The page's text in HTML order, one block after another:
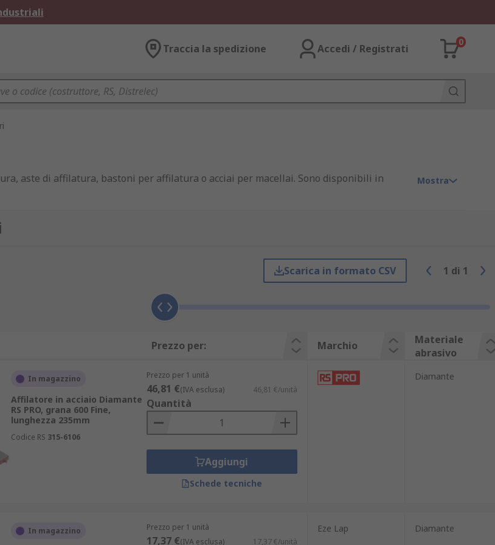
Traccia la spedizione Accedi / Registrati
0
aste di affilatura, bastoni per affilatura o acciai per macellai. Sono disponibili in
lama e i coltelli mantengono un bordo per un lungo periodo di tempo. Se un
si taglia in modo efficiente come ha fatto inizialmente. Utilizzando l'acciaio per
non affilato.
Mostra
Scarica in formato CSV 1 di 1
Prezzo per: Marchio
Materiale
abrasivo
In magazzino
Affilatore in acciaio Diamante
RS PRO, grana 600 Fine,
lunghezza 235mm
Codice RS 315-6106
Prezzo per 1 unità
46,81 €(IVA esclusa) 46,81 €/unità
Quantità
Aggiungi
Schede tecniche
Diamante
In magazzino Prezzo per 1 unità
17,37 €(IVA esclusa) 17,37 €/unità
Eze Lap Diamante